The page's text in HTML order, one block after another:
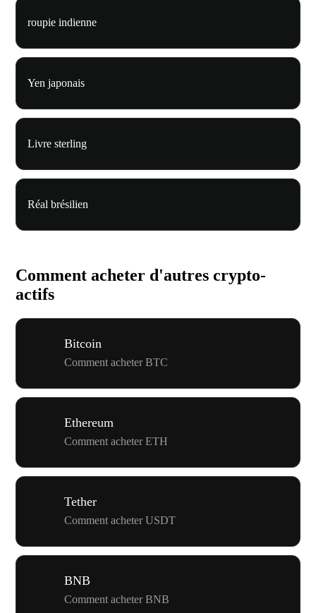
roupie indienne
Yen japonais
Livre sterling
Réal brésilien
Comment acheter d'autres crypto-
actifs
Bitcoin
Comment acheter BTC
Ethereum
Comment acheter ETH
Tether
Comment acheter USDT
BNB
Comment acheter BNB